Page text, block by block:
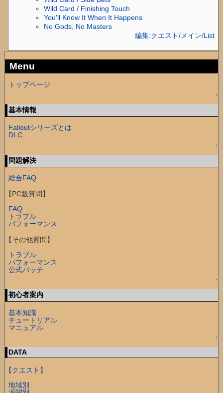
Wild Card / Finishing Touch
You'll Know It When It Happens
No Gods, No Masters
編集:クエスト/メイン/List
Menu
トップページ
↑
基本情報
Falloutシリーズとは
DLC
↑
問題解決
総合FAQ
【PC版質問】
FAQ
トラブル
パフォーマンス
【その他質問】
トラブル
パフォーマンス
公式パッチ
↑
初心者案内
基本知識
チュートリアル
マニュアル
↑
DATA
【クエスト】
地域別